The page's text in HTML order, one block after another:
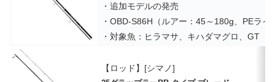
・追加モデルの発売
・OBD-S86H（ルアー：45～180g、PEライ
・対象魚：ヒラマサ、キハダマグロ、GT
【ロッド】[シマノ]